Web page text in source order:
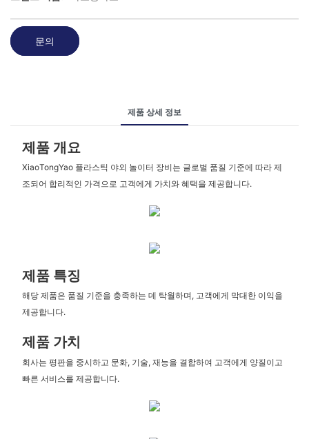
문의
제품 상세 정보
제품 개요
XiaoTongYao 플라스틱 야외 놀이터 장비는 글로벌 품질 기준에 따라 제
조되어 합리적인 가격으로 고객에게 가치와 혜택을 제공합니다.
제품 특징
해당 제품은 품질 기준을 충족하는 데 탁월하며, 고객에게 막대한 이익을
제공합니다.
제품 가치
회사는 평판을 중시하고 문화, 기술, 재능을 결합하여 고객에게 양질이고
빠른 서비스를 제공합니다.